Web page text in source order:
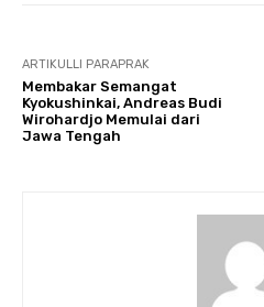
ARTIKULLI PARAPRAK
Membakar Semangat
Kyokushinkai, Andreas Budi
Wirohardjo Memulai dari
Jawa Tengah